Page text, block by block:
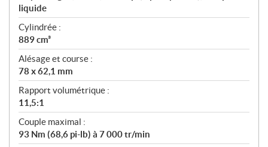
n
s
liquide
Cylindrée :
889 cm³
Alésage et course :
78 x 62,1 mm
Rapport volumétrique :
11,5:1
Couple maximal :
93 Nm (68,6 pi-lb) à 7 000 tr/min